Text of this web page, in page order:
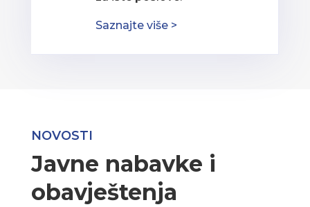
Saznajte više >
NOVOSTI
Javne nabavke i
obavještenja